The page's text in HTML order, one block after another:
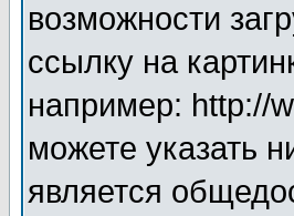
возможности
ссылку на
например: http://
можете указать
является